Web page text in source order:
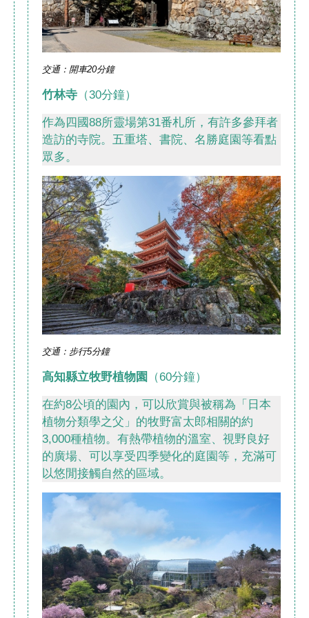
交通：開車20分鐘
竹林寺 （30分鐘）
作為四國88所靈場第31番札所，有許多參拜者
造訪的寺院。五重塔、書院、名勝庭園等看點
眾多。
交通：步行5分鐘
高知縣立牧野植物園 （60分鐘）
在約8公頃的園內，可以欣賞與被稱為「日本
植物分類學之父」的牧野富太郎相關的約
3,000種植物。有熱帶植物的溫室、視野良好
的廣場、可以享受四季變化的庭園等，充滿可
以悠閒接觸自然的區域。